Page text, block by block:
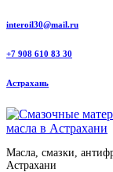
Перейти
содержанию
interoil30@mail.ru
+7 908 610 83 30
Астрахань
Масла, смазки,
Астрахани